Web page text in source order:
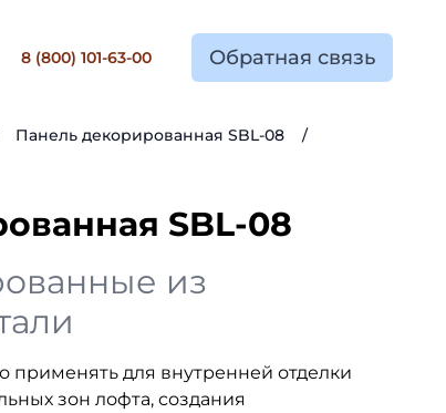
8 (800) 101-63-00 Обратная связь
Панель декорированная SBL-08 /
SBL-08
из
применять для внутренней отделки
зон лофта, создания